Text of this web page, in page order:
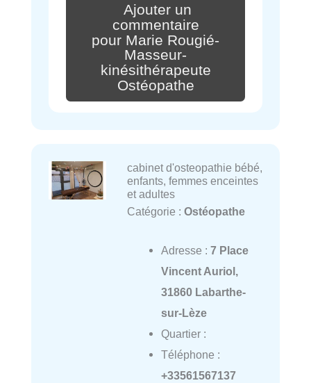
Ajouter un
commentaire
pour Marie Rougié-
Masseur-
kinésithérapeute
Ostéopathe
cabinet d'osteopathie bébé,
enfants, femmes enceintes
et adultes
Catégorie : Ostéopathe
Adresse : 7 Place
Vincent Auriol,
31860 Labarthe-
sur-Lèze
Quartier :
Téléphone :
+33561567137